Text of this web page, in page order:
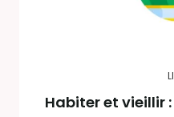
Habiter et vieillir